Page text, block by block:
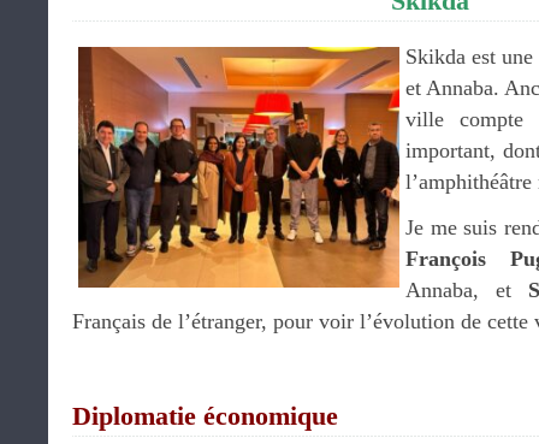
Skikda est
et Annaba.
ville compte
important,
Je me suis
François
Annaba, et
Français de l’étranger, pour voir l’évolution de cette
Diplomatie économique